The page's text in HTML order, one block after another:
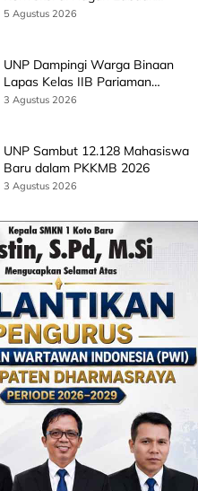
Batingkok Limapuluh Kota
5 Agustus 2026
UNP Dampingi Warga Binaan
Lapas Kelas IIB Pariaman
Kembangkan Produk Kreatif
3 Agustus 2026
UNP Sambut 12.128 Mahasiswa
Baru dalam PKKMB 2026
3 Agustus 2026